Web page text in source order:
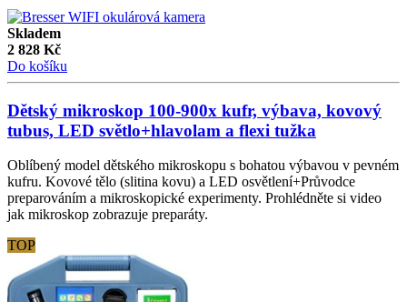
Skladem
2 828 Kč
Do košíku
Dětský mikroskop 100-900x kufr, výbava, kovový
tubus, LED světlo+hlavolam a flexi tužka
Oblíbený model dětského mikroskopu s bohatou výbavou v pevném
kufru. Kovové tělo (slitina kovu) a LED osvětlení+Průvodce
preparováním a mikroskopické experimenty. Prohlédněte si video
jak mikroskop zobrazuje preparáty.
TOP